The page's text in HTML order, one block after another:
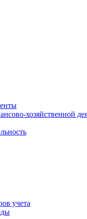
хозяйственной
учета